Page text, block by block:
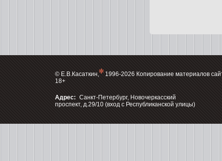
Адрес: Санкт-Петербург, Новочеркасский
проспект, д.29/10 (вход с Республиканской улицы)
© Е.В.Касаткин,
1996-2026 Копирование материалов
18+